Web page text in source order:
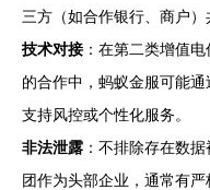
三方（如合作银行、商户）
技术对接 ：在第二类增值
的合作中，蚂蚁金服可能
支持风控或个性化服务。
非法泄露 ：不排除存在数
团作为头部企业，通常有严